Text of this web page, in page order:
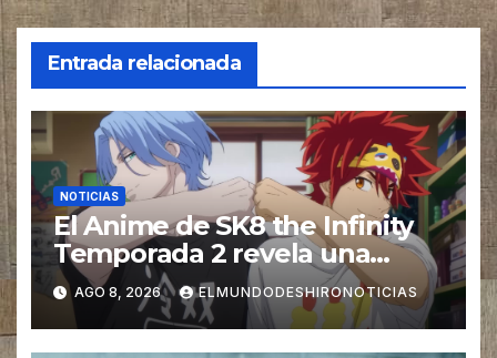
Entrada relacionada
NOTICIAS
El Anime de SK8 the Infinity
Temporada 2 revela una
imagen promocional
AGO 8, 2026 ELMUNDODESHIRONOTICIAS